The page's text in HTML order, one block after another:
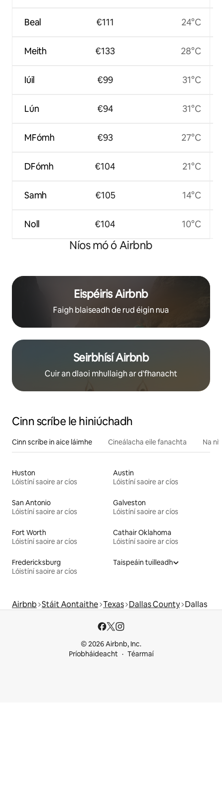
Beal
Meith
Iúil
Lún
MFómh
DFómh
Samh
Noll
€111
€133
€99
€94
€93
€104
€105
€104
24°C
28°C
31°C
31°C
27°C
21°C
14°C
10°C
Níos mó ó Airbnb
Eispéiris Airbnb
Faigh blaiseadh de rud éigin nua
Seirbhísí Airbnb
Cuir an dlaoi mhullaigh ar d'fhanacht
Cinn scríbe le hiniúchadh
Cinn scríbe in aice láimhe Cineálacha eile fanachta Na
Huston
Lóistíní saoire ar cíos
Austin
Lóistíní saoire ar cíos
San Antonio
Lóistíní saoire ar cíos
Galveston
Lóistíní saoire ar cíos
Fort Worth
Lóistíní saoire ar cíos
Cathair Oklahoma
Lóistíní saoire ar cíos
Fredericksburg
Lóistíní saoire ar cíos
Taispeáin tuilleadh
Airbnb Stáit Aontaithe Texas Dallas County Dallas
© 2026 Airbnb, Inc.
Príobháideacht
Téarmaí